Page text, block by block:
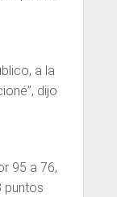
a la
dijo
95 a 76,
puntos